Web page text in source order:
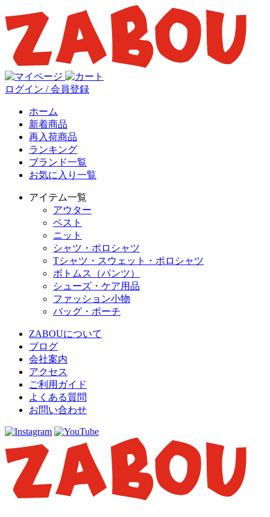
ログイン / 会員登録
ホーム
新着商品
再入荷商品
ランキング
ブランド一覧
お気に入り一覧
アイテム一覧
アウター
ベスト
ニット
シャツ・ポロシャツ
Tシャツ・スウェット・ポロシャツ
ボトムス（パンツ）
シューズ・ケア用品
ファッション小物
バッグ・ポーチ
ZABOUについて
ブログ
会社案内
アクセス
ご利用ガイド
よくある質問
お問い合わせ